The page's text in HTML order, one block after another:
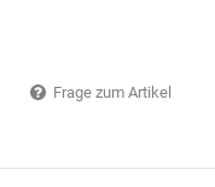
Frage zum Artikel